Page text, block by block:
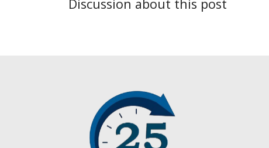
Discussion about this post